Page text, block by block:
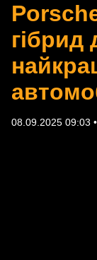
гібрид
08.09.2025 09:03